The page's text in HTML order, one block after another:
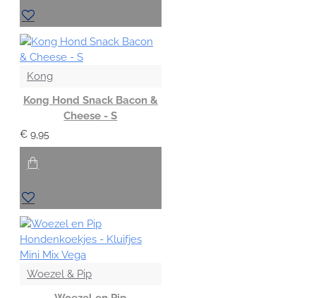
Kong
Kong Hond Snack Bacon &
Cheese - S
€ 9,95
Woezel & Pip